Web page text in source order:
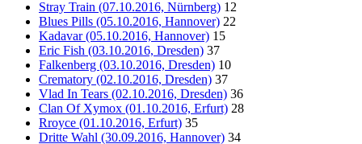
Stray Train (07.10.2016, Nürnberg) 12
Blues Pills (05.10.2016, Hannover) 22
Kadavar (05.10.2016, Hannover) 15
Eric Fish (03.10.2016, Dresden) 37
Falkenberg (03.10.2016, Dresden) 10
Crematory (02.10.2016, Dresden) 37
Vlad In Tears (02.10.2016, Dresden) 36
Clan Of Xymox (01.10.2016, Erfurt) 28
Rroyce (01.10.2016, Erfurt) 35
Dritte Wahl (30.09.2016, Hannover) 34